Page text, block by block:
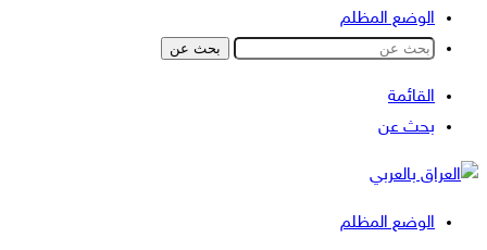
الوضع المظلم
بحث عن
القائمة
بحث عن
الوضع المظلم